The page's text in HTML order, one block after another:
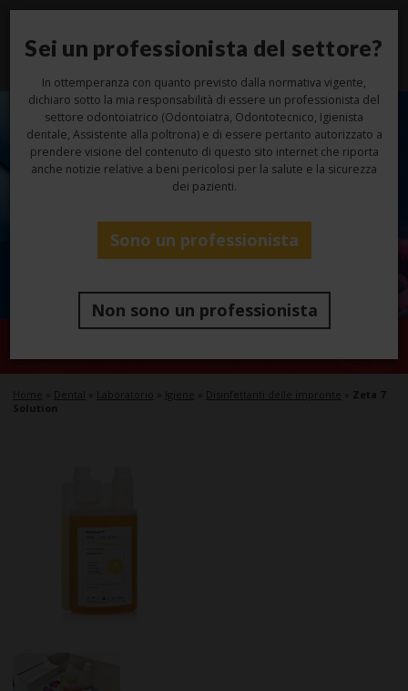
Home Dental Laboratorio Igiene Disinfettanti delle impronte
Zeta 7
Solution
Sei un professionista del settore?
In ottemperanza con quanto previsto dalla normativa vigente,
dichiaro sotto la mia responsabilità di essere un professionista del
settore odontoiatrico (Odontoiatra, Odontotecnico, Igienista
dentale, Assistente alla poltrona) e di essere pertanto autorizzato a
prendere visione del contenuto di questo sito internet che riporta
anche notizie relative a beni pericolosi per la salute e la sicurezza
dei pazienti.
Sono un professionista
Non sono un professionista